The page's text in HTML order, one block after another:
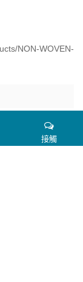
NON-WOVEN-
接觸